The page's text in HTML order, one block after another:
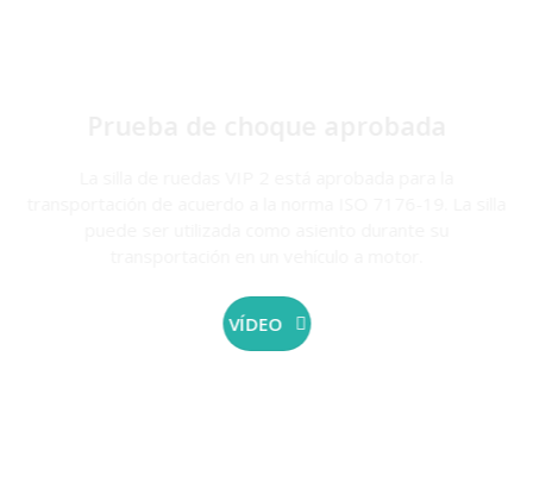
VÍDEO